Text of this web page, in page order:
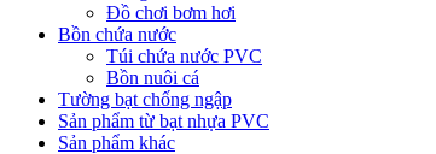
Đồ chơi bơm hơi
Bồn chứa nước
Túi chứa nước PVC
Bồn nuôi cá
Tường bạt chống ngập
Sản phẩm từ bạt nhựa PVC
Sản phẩm khác